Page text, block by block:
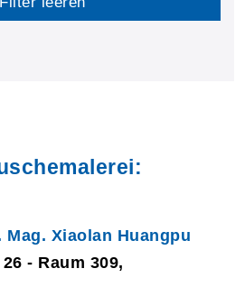
Mag. Xiaolan Huangpu
- Raum 309,